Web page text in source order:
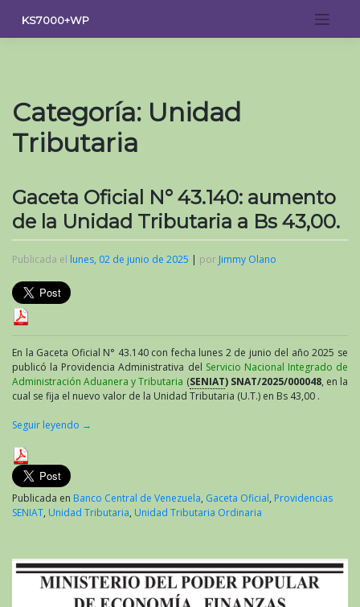
contenido
KS7000+WP
Categoría: Unidad
Tributaria
Gaceta Oficial N° 43.140: aumento
de la Unidad Tributaria a Bs 43,00.
Publicada el lunes, 02 de junio de 2025 | por Jimmy Olano
En la Gaceta Oficial N° 43.140 con fecha lunes 2 de junio del año 2025 se
publicó la Providencia Administrativa del Servicio Nacional Integrado de
Administración Aduanera y Tributaria (SENIAT) SNAT/2025/000048, en la
cual se fija el nuevo valor de la Unidad Tributaria (U.T.) en Bs 43,00 .
Seguir leyendo →
Publicada en Banco Central de Venezuela, Gaceta Oficial, Providencias
SENIAT, Unidad Tributaria, Unidad Tributaria Ordinaria